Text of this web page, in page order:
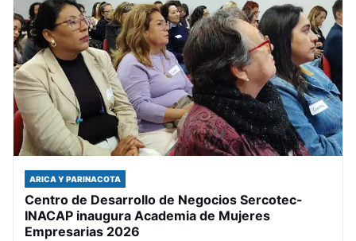
ARICA Y PARINACOTA
Centro de Desarrollo de Negocios Sercotec-
INACAP inaugura Academia de Mujeres
Empresarias 2026